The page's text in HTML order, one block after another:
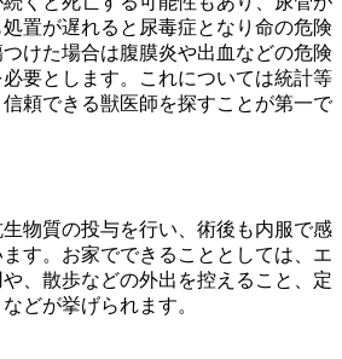
置が遅れると尿毒症となり命の危険
けた場合は腹膜炎や出血などの危険
要とします。これについては統計等
頼できる獣医師を探すことが第一で
物質の投与を行い、術後も内服で感
す。お家でできることとしては、エ
、散歩などの外出を控えること、定
どが挙げられます。